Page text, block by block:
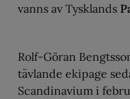
vanns av Tysklands
Rolf-Göran
tävlande ekipage
Scandinavium i